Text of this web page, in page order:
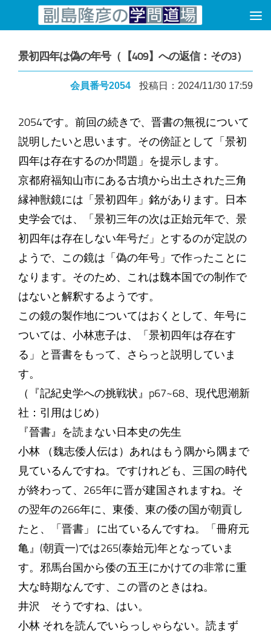
コンテンツへスキップ
景初四年は偽の年号（【409】への返信：その3）
会員番号2054 投稿日：2024/11/30 17:59
2054です。前回の続きで、晋書の無視について
説明したいと思います。その傍証として「景初
四年は存在するのか問題」を提示します。
京都府福知山市にある古墳から出土された三角
縁神獣鏡には「景初四年」銘があります。日本
史学会では、「景初三年の次は正始元年で、景
初四年は存在しない年号だ」とするのが定説の
ようで、この鏡は「偽の年号」で作ったことに
なります。そのため、これは魏本国での制作で
はないと解釈するようです。
この鏡の製作地についてはおくとして、年号に
ついては、小林恵子は、「景初四年は存在す
る」と晋書をもって、さらっと説明していま
す。
（『記紀史学への挑戦状』p67~68、現代思潮新
社：引用はじめ）
『晉書』を読まない日本史の先生
小林 （魏志倭人伝は）あれはもう隅から隅まで
見ているんですね。ですけれども、三国の時代
が終わって、265年に晋が建国されますね。そ
の翌年の266年に、東倭、東の倭の国が朝貢し
たと、「晋書」 に出ているんですね。「冊府元
亀』(朝貢一)では265(泰始元)年となっていま
す。邪馬台国から倭の五王にかけての非常に重
大な時期なんです、この晋のときはね。
井沢 そうですね、はい。
小林 それを読んでいらっしゃらない。読まず